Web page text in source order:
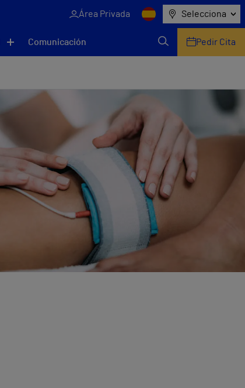
Área Privada Selecciona
Comunicación Pedir Cita